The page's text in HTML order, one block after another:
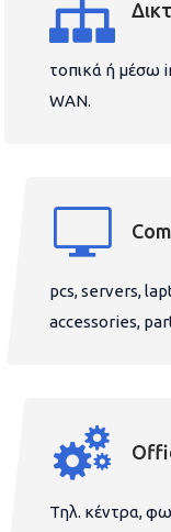
τοπικά ή μέσω
WAN.
pcs, servers,
accessories,
Τηλ. κέντρα,